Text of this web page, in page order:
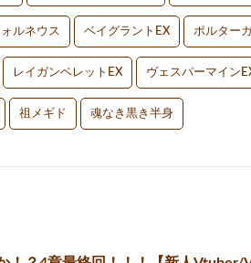
ルネウス ベイグラントEX ポルター
レイガンベレットEX ヴェスパーマイン
祖メギド 魂なき黒き半身